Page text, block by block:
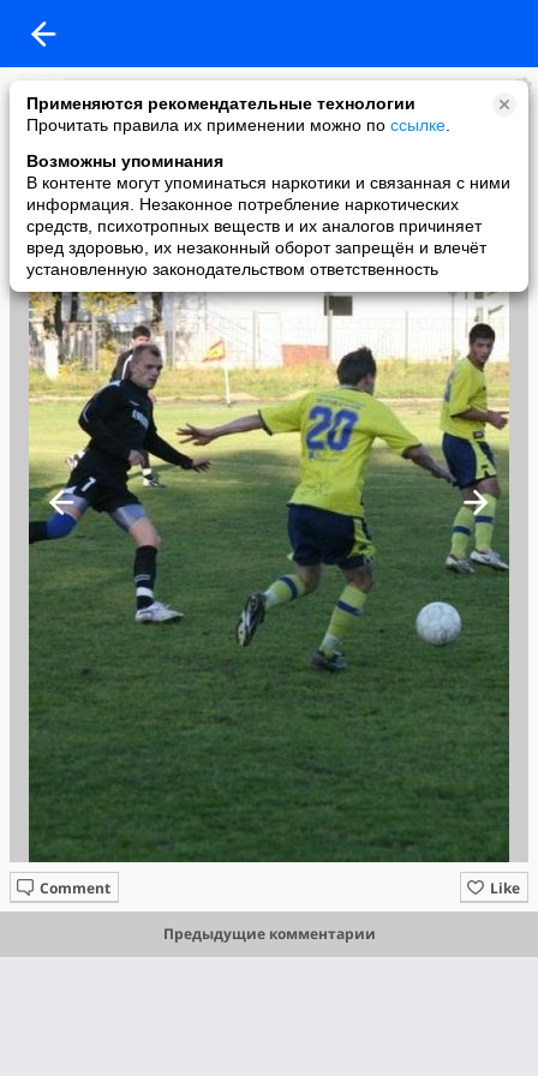
Применяются рекомендательные технологии
Прочитать правила их применении можно по ссылке
Возможны упоминания
В контенте могут упоминаться наркотики и связанная с ними
информация. Незаконное потребление наркотических
средств, психотропных веществ и их аналогов причиняет
вред здоровью, их незаконный оборот запрещён и влечёт
установленную законодательством ответственность
НК
added a photo
05 Oct в 15:37
Like
Comment
Предыдущие комментарии